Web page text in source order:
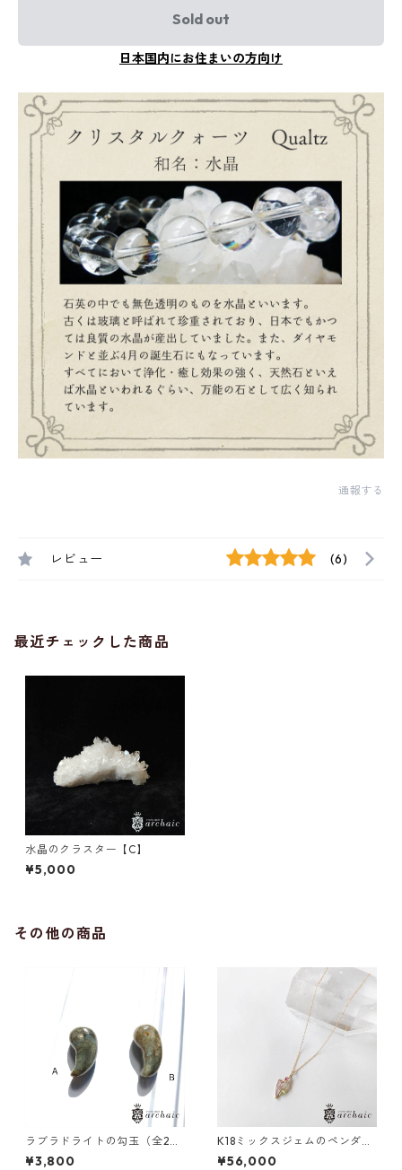
Sold out
日本国内にお住まいの方向け
通報する
レビュー (6)
最近チェックした商品
水晶のクラスター【C】
¥5,000
その他の商品
ラブラドライトの勾玉（全2
種）
¥3,800
K18ミックスジェムのペンダン
トトップ
¥56,000